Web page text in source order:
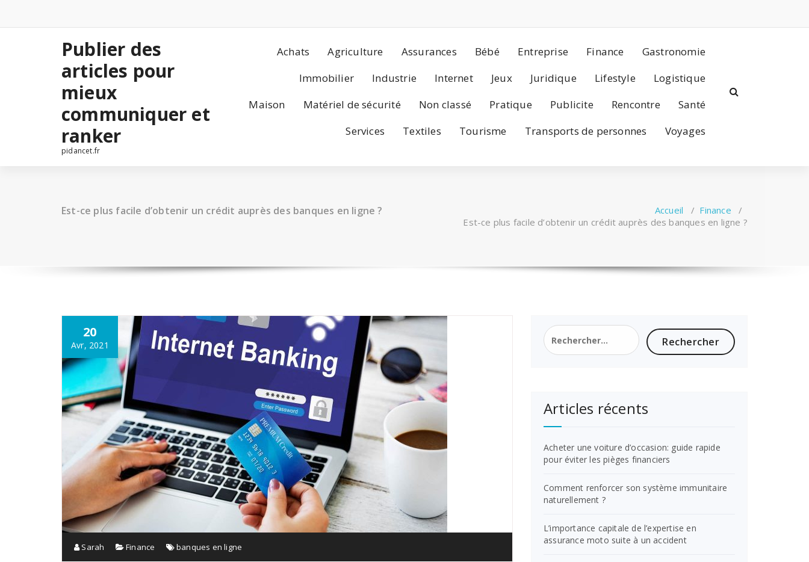
contenu
Publier des
articles pour
mieux
communiquer et
ranker
pidancet.fr
Achats Agriculture Assurances Bébé Entreprise Finance
Gastronomie
Immobilier
Industrie Internet Jeux Juridique Lifestyle
Logistique
Maison
Matériel de sécurité Non classé Pratique Publicite Rencontre
Santé
Services
Textiles Tourisme Transports de personnes Voyages
Est-ce plus facile d’obtenir un crédit auprès des banques en ligne ? Accueil / Finance /
Est-ce plus facile d’obtenir un crédit auprès des banques en ligne ?
20
Avr, 2021
Sarah Finance banques en ligne
Rechercher :
Articles récents
Acheter une voiture d’occasion: guide rapide
pour éviter les pièges financiers
Comment renforcer son système immunitaire
naturellement ?
L’importance capitale de l’expertise en
assurance moto suite à un accident